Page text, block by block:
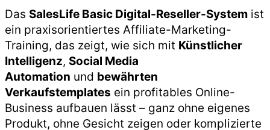
Das SalesLife Basic Digital-Reseller-System ist
ein praxisorientiertes Affiliate-Marketing-
Training, das zeigt, wie sich mit Künstlicher
Intelligenz, Social Media
Automation und bewährten
Verkaufstemplates ein profitables Online-
Business aufbauen lässt – ganz ohne eigenes
Produkt, ohne Gesicht zeigen oder komplizierte